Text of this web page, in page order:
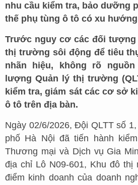
nhu cầu kiểm tra, bảo dưỡng
thế phụ tùng ô tô có xu
Trước nguy cơ các đối
thị trường sôi động để tiêu
nhãn hiệu, không rõ
lượng Quản lý thị trường
kiểm tra, giám sát các cơ sở
ô tô trên địa bàn.
Ngày 02/6/2026, Đội QLTT số
phố Hà Nội đã tiến hành
Thương mại và Dịch vụ Gia
địa chỉ Lô N09-601, Khu đô
điểm kinh doanh của doanh